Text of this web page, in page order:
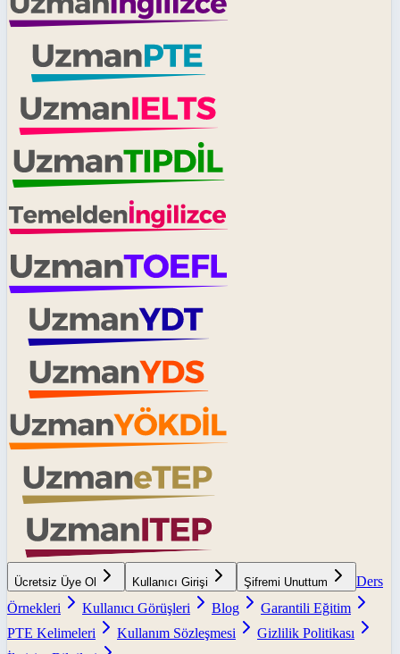
Ücretsiz Üye Ol Kullanıcı Girişi Şifremi Unuttum
Ders
Örnekleri
Kullanıcı Görüşleri Blog
Garantili Eğitim
PTE Kelimeleri
Kullanım Sözleşmesi
Gizlilik Politikası